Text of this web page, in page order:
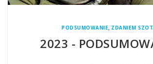
PODSUMOWANIE, ZDANIEM
2023 -